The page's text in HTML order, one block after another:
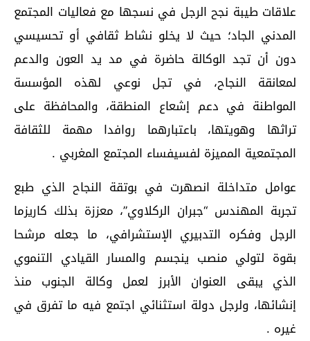
علاقات طيبة نجح الرجل في نسجها مع فعاليات المجتمع
المدني الجاد؛ حيث لا يخلو نشاط ثقافي أو تحسيسي
دون أن تجد الوكالة حاضرة في مد يد العون والدعم
لمعانقة النجاح، في تجل نوعي لهذه المؤسسة
المواطنة في دعم إشعاع المنطقة، والمحافظة على
تراثها وهويتها، باعتبارهما روافدا مهمة للثقافة
المجتمعية المميزة لفسيفساء المجتمع المغربي .
عوامل متداخلة انصهرت في بوتقة النجاح الذي طبع
تجربة المهندس “جبران الركلاوي”، معززة بذلك كاريزما
الرجل وفكره التدبيري الإستشرافي، ما جعله مرشحا
بقوة لتولي منصب ينجسم والمسار القيادي التنموي
الذي يبقى العنوان الأبرز لعمل وكالة الجنوب منذ
إنشائها، ولرجل دولة استثنائي اجتمع فيه ما تفرق في
غيره .